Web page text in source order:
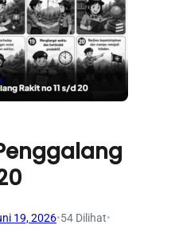
19, 2026•54 Dilihat•